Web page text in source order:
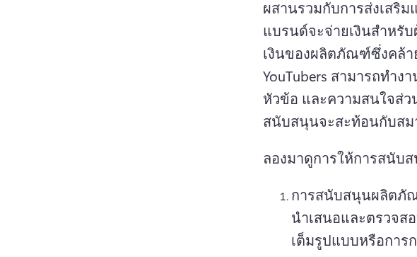
แบรนด์จะจ่ายเงินสําหรั
YouTubers สามารถทํา
หัวข้อ และความสนใจส่ว
สนับสนุนจะสะท้อนกับสม
ลองมาดูการให้การสนับ
การสนับสนุนผลิตภั
นําเสนอและตรวจ
เต็มรูปแบบหรือการ